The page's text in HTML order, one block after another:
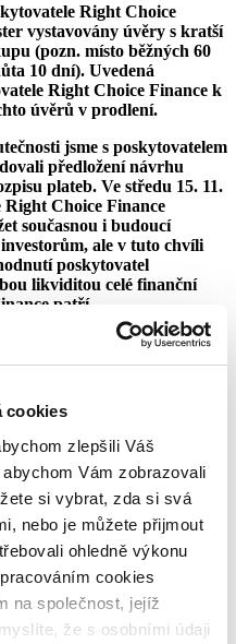
cookies
zlepšili Váš
Vám zobrazovali
si vybrat, zda si svá
nebo je můžete přijmout
ohledně výkonu
cookies
na společnost, jejíž
že s osobními údaji
Right Choice
vystavovány úvěry s kratší
(pozn. místo běžných 60
10 dní). Uvedená
Right Choice Finance k
úvěrů v prodlení.
jsme s poskytovatelem
předložení návrhu
plateb. Ve středu 15. 11.
Right Choice Finance
současnou i budoucí
ale v tuto chvíli
poskytovatel
likviditou celé finanční
patří.
snížení ratingu
stupeň D (pozn. stupněm
vystavování nových
vydané úvěry není
trhu.
přistoupili ke snížení
monitoringy ukazují, že
pozici. Aktuální
předvídatelné v rámci
úhradě zpětných odkupů. Z
kapitálově silná, což
splnit své závazky vůči